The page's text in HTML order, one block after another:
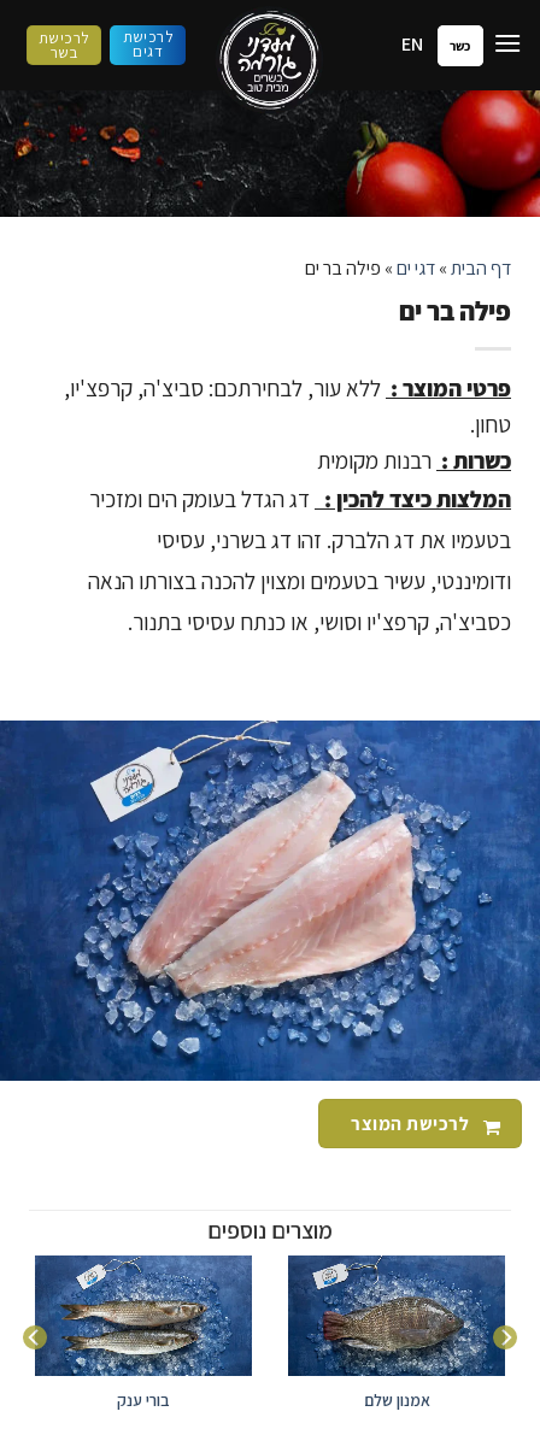
לתוכן
כשר EN לרכישת
דגים
לרכישת
בשר
דף הבית»דגי ים» פילה בר ים
פילה בר ים
פרטי המוצר : ללא עור, לבחירתכם: סביצ'ה, קרפצ'יו,
טחון.
כשרות : רבנות מקומית
המלצות כיצד להכין : דג הגדל בעומק הים ומזכיר
בטעמיו את דג הלברק. זהו דג בשרני, עסיסי
ודומיננטי, עשיר בטעמים ומצוין להכנה בצורתו הנאה
כסביצ'ה, קרפצ'יו וסושי, או כנתח עסיסי בתנור.
לרכישת המוצר
מוצרים נוספים
אמנון שלם בורי ענק